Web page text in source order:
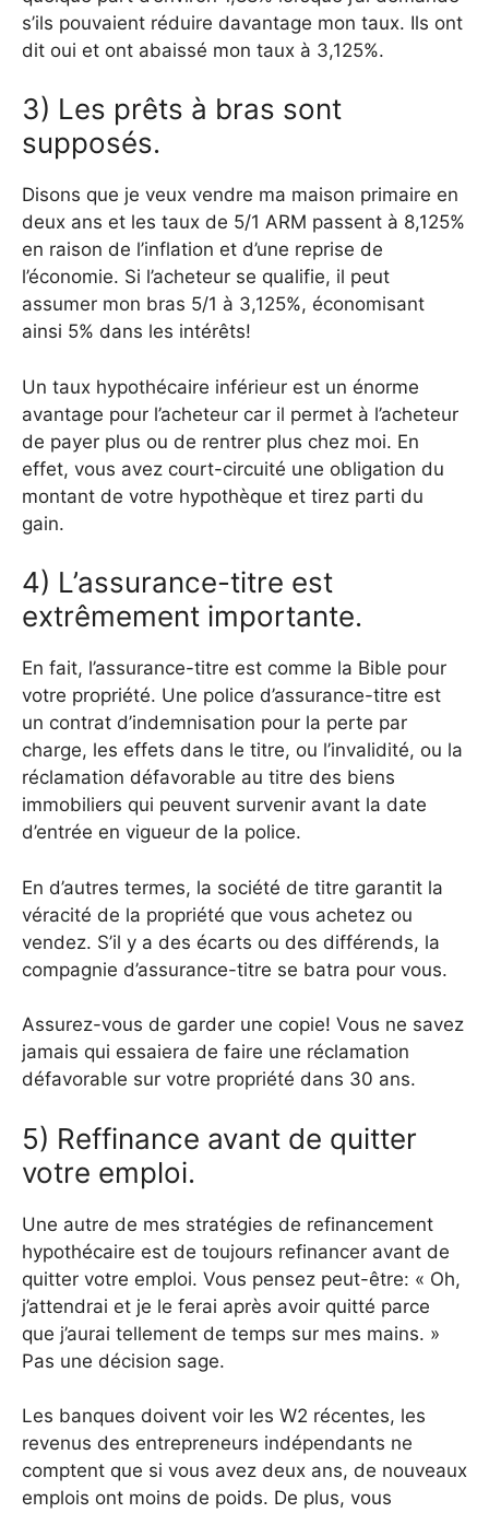
s’ils pouvaient réduire davantage mon taux. Ils ont
dit oui et ont abaissé mon taux à 3,125%.
3) Les prêts à bras sont
supposés.
Disons que je veux vendre ma maison primaire en
deux ans et les taux de 5/1 ARM passent à 8,125%
en raison de l’inflation et d’une reprise de
l’économie. Si l’acheteur se qualifie, il peut
assumer mon bras 5/1 à 3,125%, économisant
ainsi 5% dans les intérêts!
Un taux hypothécaire inférieur est un énorme
avantage pour l’acheteur car il permet à l’acheteur
de payer plus ou de rentrer plus chez moi. En
effet, vous avez court-circuité une obligation du
montant de votre hypothèque et tirez parti du
gain.
4) L’assurance-titre est
extrêmement importante.
En fait, l’assurance-titre est comme la Bible pour
votre propriété. Une police d’assurance-titre est
un contrat d’indemnisation pour la perte par
charge, les effets dans le titre, ou l’invalidité, ou la
réclamation défavorable au titre des biens
immobiliers qui peuvent survenir avant la date
d’entrée en vigueur de la police.
En d’autres termes, la société de titre garantit la
véracité de la propriété que vous achetez ou
vendez. S’il y a des écarts ou des différends, la
compagnie d’assurance-titre se batra pour vous.
Assurez-vous de garder une copie! Vous ne savez
jamais qui essaiera de faire une réclamation
défavorable sur votre propriété dans 30 ans.
5) Reffinance avant de quitter
votre emploi.
Une autre de mes stratégies de refinancement
hypothécaire est de toujours refinancer avant de
quitter votre emploi. Vous pensez peut-être: « Oh,
j’attendrai et je le ferai après avoir quitté parce
que j’aurai tellement de temps sur mes mains. »
Pas une décision sage.
Les banques doivent voir les W2 récentes, les
revenus des entrepreneurs indépendants ne
comptent que si vous avez deux ans, de nouveaux
emplois ont moins de poids. De plus, vous